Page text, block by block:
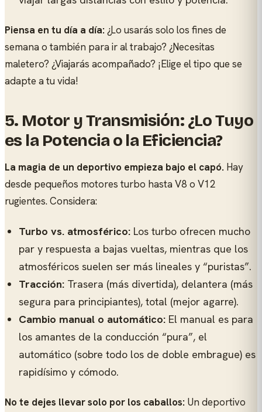
Piensa en tu día a día: ¿Lo usarás solo los fines de
semana o también para ir al trabajo? ¿Necesitas
maletero? ¿Viajarás acompañado? ¡Elige el tipo que se
adapte a tu vida!
5. Motor y Transmisión: ¿Lo Tuyo
es la Potencia o la Eficiencia?
La magia de un deportivo empieza bajo el capó. Hay
desde pequeños motores turbo hasta V8 o V12
rugientes. Considera:
Turbo vs. atmosférico: Los turbo ofrecen mucho
par y respuesta a bajas vueltas, mientras que los
atmosféricos suelen ser más lineales y “puristas”.
Tracción: Trasera (más divertida), delantera (más
segura para principiantes), total (mejor agarre).
Cambio manual o automático: El manual es para
los amantes de la conducción “pura”, el
automático (sobre todo los de doble embrague) es
rapidísimo y cómodo.
No te dejes llevar solo por los caballos: Un deportivo